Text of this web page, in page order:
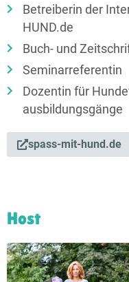
Betreiberin der
HUND.de
Buch- und
Seminarreferentin
Dozentin für
ausbildungs­­gänge
spass-mit-hund.de
Host